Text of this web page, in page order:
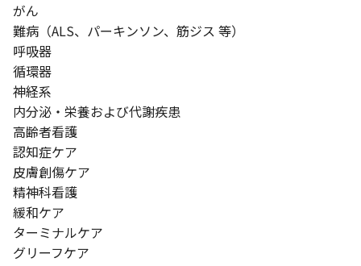
がん
難病（ALS、パーキンソン、筋ジス 等）
呼吸器
循環器
神経系
内分泌・栄養および代謝疾患
高齢者看護
認知症ケア
皮膚創傷ケア
精神科看護
緩和ケア
ターミナルケア
グリーフケア